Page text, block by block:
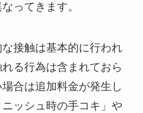
ってきます。
接触は基本的に行われ
る行為は含まれておら
合は追加料金が発生し
ッシュ時の手コキ」や